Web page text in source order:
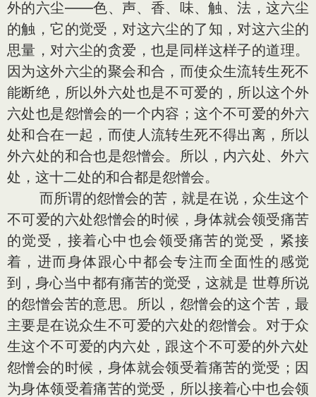
外的六尘——色、声、香、味、触、法，这六尘
的触，它的觉受，对这六尘的了知，对这六尘的
思量，对六尘的贪爱，也是同样这样子的道理。
因为这外六尘的聚会和合，而使众生流转生死不
能断绝，所以外六处也是不可爱的，所以这个外
六处也是怨憎会的一个内容；这个不可爱的外六
处和合在一起，而使人流转生死不得出离，所以
外六处的和合也是怨憎会。所以，内六处、外六
处，这十二处的和合都是怨憎会。
而所谓的怨憎会的苦，就是在说，众生这个
不可爱的六处怨憎会的时候，身体就会领受痛苦
的觉受，接着心中也会领受痛苦的觉受，紧接
着，进而身体跟心中都会专注而全面性的感觉
到，身心当中都有痛苦的觉受，这就是 世尊所说
的怨憎会苦的意思。所以，怨憎会的这个苦，最
主要是在说众生不可爱的六处的怨憎会。对于众
生这个不可爱的内六处，跟这个不可爱的外六处
怨憎会的时候，身体就会领受着痛苦的觉受；因
为身体领受着痛苦的觉受，所以接着心中也会领